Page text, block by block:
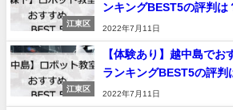
江東区
ンキングBEST5の評判は
2022年7月11日
江東区
【体験あり】越中島でお
ランキングBEST5の評判
2022年7月11日